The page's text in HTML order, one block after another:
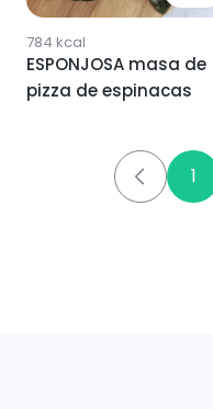
784 kcal
ESPONJOSA masa de
pizza de espinacas
1